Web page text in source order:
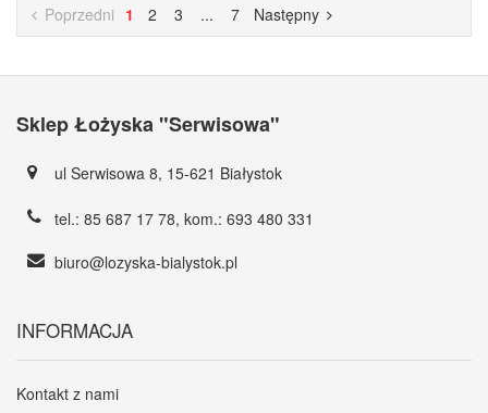
Poprzedni 1 2 3 ... 7 Następny
Sklep Łożyska "Serwisowa"
ul Serwisowa 8, 15-621 Białystok
tel.: 85 687 17 78, kom.: 693 480 331
biuro@lozyska-bialystok.pl
INFORMACJA
Kontakt z nami